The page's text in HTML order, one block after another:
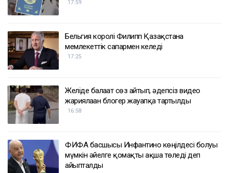
17:59
Бельгия королі Филипп Қазақстанға
мемлекеттік сапармен келеді
17:25
Желіде балағат сөз айтып, әдепсіз видео
жариялаған блогер жауапқа тартылды
16:58
ФИФА басшысы Инфантино көңілдесі болуы
мүмкін әйелге қомақты ақша төледі деп
айыпталды